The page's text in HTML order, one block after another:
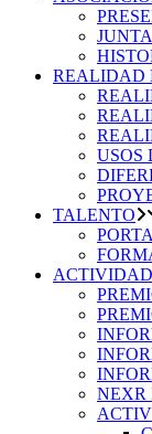
REALIDAD
USOS
TALENTO
NEXR